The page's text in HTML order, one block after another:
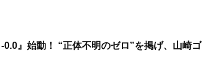
』始動！ “正体不明のゼロ”を掲げ、山崎ゴ